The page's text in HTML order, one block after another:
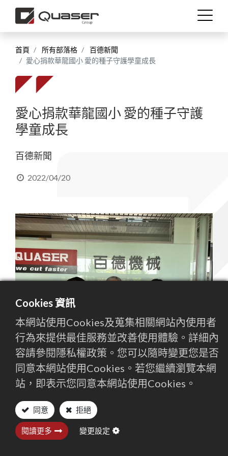
工藝技術
產業應用
產品介紹
技術支援
最新消息
關於我們
聯絡我們
繁體中文 English (US)
首頁 所有部落格
百德新聞
愛心捐款華龍國小 愛的種子守護學童成長
愛心捐款華龍國小 愛的種子守護
學童成長
百德新聞
2022/04/20
捐款關愛鄉梓，熱心學區教育，讓孩子們有更良
好的學習品質，是百德持續不斷的堅持之一。
Cookies 資訊
本網站使用Cookies及蒐集相關網站內使用者
行為來提供最佳服務並改善使用體驗。詳細內
容請參閱隱私權政策。您可以隨時變更您是否
同意本網站使用Cookies。若您繼續瀏覽本網
站，即表示您同意本網站使用Cookies。
同意 拒絕
閱讀更多 變更設定